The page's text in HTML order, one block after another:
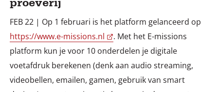
FEB 22 | Op 1 februari is het platform gelanceerd op
https://www.e-missions.nl
. Met het E-missions
platform kun je voor 10 onderdelen je digitale
voetafdruk berekenen (denk aan audio streaming,
videobellen, emailen, gamen, gebruik van smart